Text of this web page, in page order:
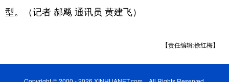
型。（记者 郝飚 通讯员 黄建飞）
【责任编辑:徐红梅】